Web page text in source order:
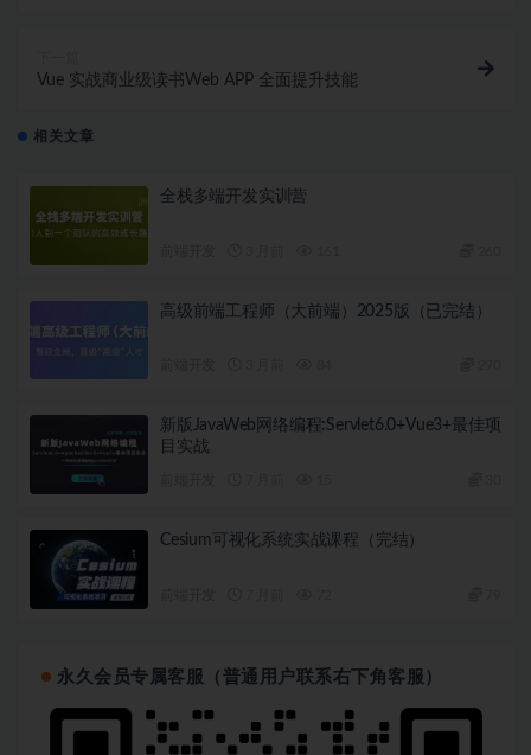
Vue 实战商业级读书Web APP 全面提升技能
相关文章
全栈多端开发实训营
高级前端工程师（大前端）2025版（已完结）
新版JavaWeb网络编程:Servlet6.0+Vue3+最佳项
目实战
Cesium可视化系统实战课程（完结）
永久会员专属客服（普通用户联系右下角客服）